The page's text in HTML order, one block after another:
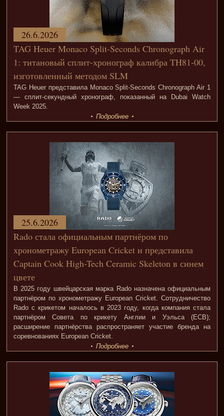
TAG Heuer Monaco Split-Seconds Chronograph Air
1: титановый сплит-хронограф калибра TH81-00,
изготовленный методом SLM
TAG Heuer представила Monaco Split-Seconds Chronograph Air 1
— сплит-секундный хронограф, показанный на Dubai Watch
Week 2025.
26.6.2026
Подробнее
Rado стала официальным партнёром по
хронометражу European Cricket и представила
Captain Cook High-Tech Ceramic Skeleton в синем
цвете
В 2025 году швейцарская марка Rado назначена официальным
партнёром по хронометражу European Cricket. Сотрудничество
Rado с крикетом началось в 2023 году, когда компания стала
партнёром Совета по крикету Англии и Уэльса (ECB);
расширение партнёрства распространяет участие бренда на
соревнованиях European Cricket.
25.6.2026
Подробнее